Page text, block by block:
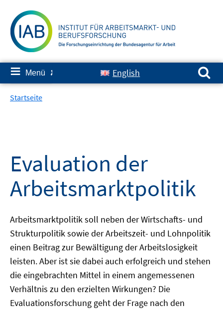
zum
Inhalt
≡ Menü ✘ English
Suchen nach:
Startseite
Evaluation der
Arbeitsmarktpolitik
Arbeitsmarktpolitik soll neben der Wirtschafts- und
Strukturpolitik sowie der Arbeitszeit- und Lohnpolitik
einen Beitrag zur Bewältigung der Arbeitslosigkeit
leisten. Aber ist sie dabei auch erfolgreich und stehen
die eingebrachten Mittel in einem angemessenen
Verhältnis zu den erzielten Wirkungen? Die
Evaluationsforschung geht der Frage nach den